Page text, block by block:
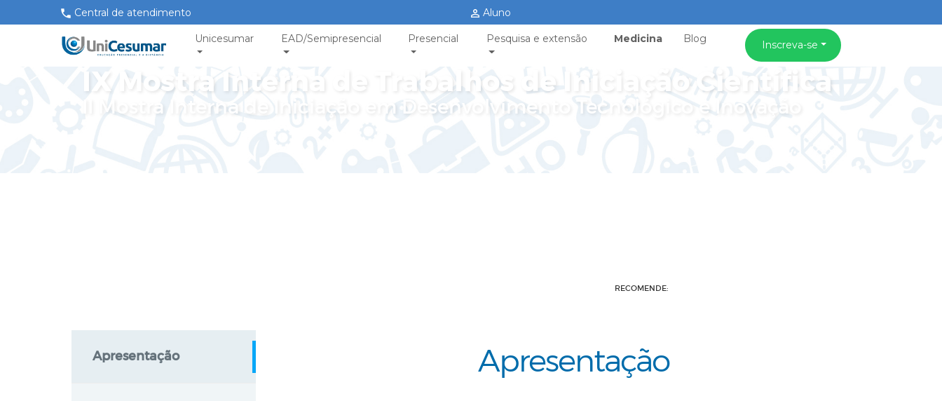
Central de atendimento Aluno
Unicesumar EAD/Semipresencial Presencial Pesquisa e extensão Medicina Blog Inscreva-se
IX Mostra Interna de Trabalhos de Iniciação Científica
II Mostra Interna de Iniciação em Desenvolvimento Tecnológico e Inovação
RECOMENDE:
Apresentação Apresentação